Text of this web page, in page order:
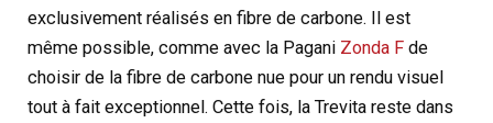
exclusivement réalisés en fibre de carbone. Il est
même possible, comme avec la Pagani Zonda F de
choisir de la fibre de carbone nue pour un rendu visuel
tout à fait exceptionnel. Cette fois, la Trevita reste dans